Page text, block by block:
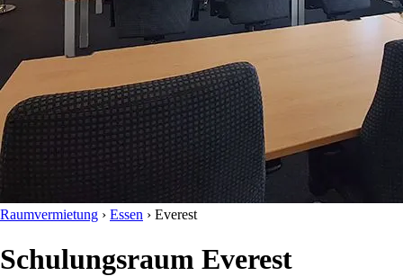
Raumvermietung › Essen › Everest
Schulungsraum Everest